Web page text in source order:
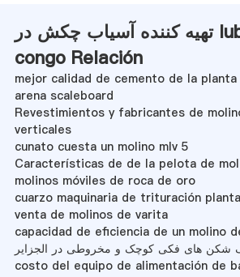
تهیه کننده آسیاب چکش در lubumbashi
congo Relación
mejor calidad de cemento de la
arena scaleboard
Revestimientos y fabricantes de
verticales
cunato cuesta un molino mlv 5
Características de de la pelota de
molinos móviles de roca de oro
cuarzo maquinaria de trituración planta
venta de molinos de varita
capacidad de eficiencia de un molino
شکن های فکی کوچک و مخروطی در الجزایر
costo del equipo de alimentación de